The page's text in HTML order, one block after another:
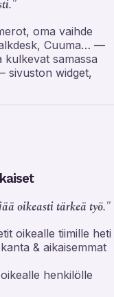
oma vaihde
Cuuma… —
kulkevat samassa
sivuston widget,
oikeasti tärkeä työ."
oikealle tiimille heti
& aikaisemmat
henkilölle